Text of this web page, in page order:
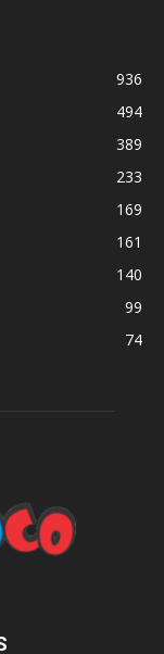
936
494
389
233
169
161
140
99
74